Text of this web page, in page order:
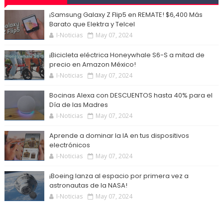
¡Samsung Galaxy Z Flip5 en REMATE! $6,400 Más
Barato que Elektra y Telcel
I-Noticias May 07, 2024
¡Bicicleta eléctrica Honeywhale S6-S a mitad de
precio en Amazon México!
I-Noticias May 07, 2024
Bocinas Alexa con DESCUENTOS hasta 40% para el
Día de las Madres
I-Noticias May 07, 2024
Aprende a dominar la IA en tus dispositivos
electrónicos
I-Noticias May 07, 2024
¡Boeing lanza al espacio por primera vez a
astronautas de la NASA!
I-Noticias May 07, 2024